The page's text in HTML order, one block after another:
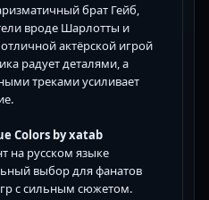
брат Гейб,
вроде Шарлотты и
актёрской игрой
радует деталями, а
треками усиливает
Colors by xatab
на русском языке
выбор для фанатов
с сильным сюжетом.